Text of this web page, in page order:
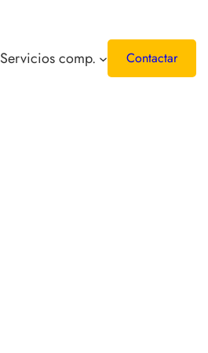
Servicios comp. Contactar